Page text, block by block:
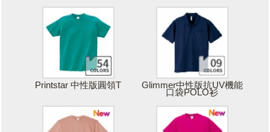
Printstar 中性版圓領T Glimmer中性版抗UV機能
口袋POLO衫